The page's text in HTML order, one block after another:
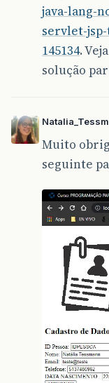
java-lang-
servlet-
145134.
solução
Muito
seguinte